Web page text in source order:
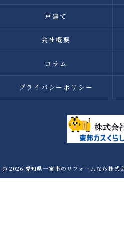
戸建て
会社概要
コラム
プライバシーポリシー
© 2026 愛知県一宮市のリフォームなら株